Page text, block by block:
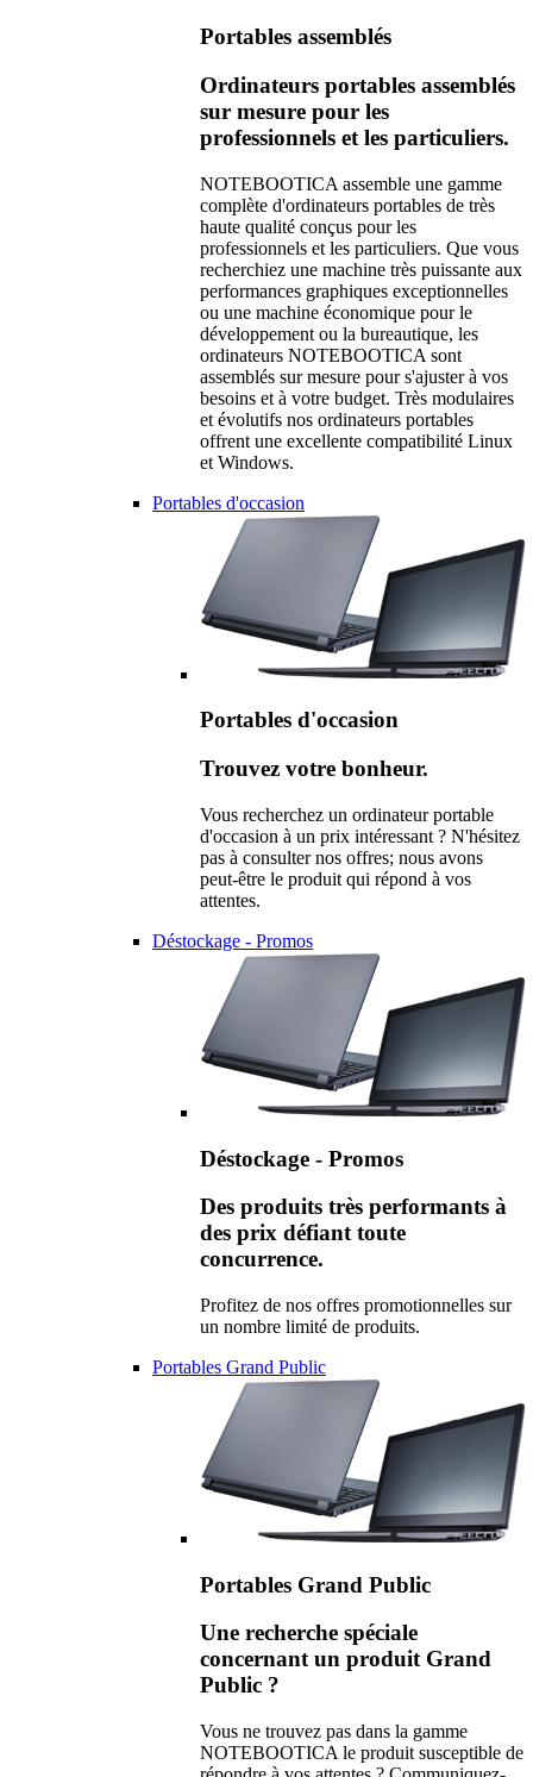
Portables assemblés
Ordinateurs portables assemblés
sur mesure pour les
professionnels et les particuliers.
NOTEBOOTICA assemble une gamme
complète d'ordinateurs portables de très
haute qualité conçus pour les
professionnels et les particuliers. Que vous
recherchiez une machine très puissante aux
performances graphiques exceptionnelles
ou une machine économique pour le
développement ou la bureautique, les
ordinateurs NOTEBOOTICA sont
assemblés sur mesure pour s'ajuster à vos
besoins et à votre budget. Très modulaires
et évolutifs nos ordinateurs portables
offrent une excellente compatibilité Linux
et Windows.
Portables d'occasion
Portables d'occasion
Trouvez votre bonheur.
Vous recherchez un ordinateur portable
d'occasion à un prix intéressant ? N'hésitez
pas à consulter nos offres; nous avons
peut-être le produit qui répond à vos
attentes.
Déstockage - Promos
Déstockage - Promos
Des produits très performants à
des prix défiant toute
concurrence.
Profitez de nos offres promotionnelles sur
un nombre limité de produits.
Portables Grand Public
Portables Grand Public
Une recherche spéciale
concernant un produit Grand
Public ?
Vous ne trouvez pas dans la gamme
NOTEBOOTICA le produit susceptible de